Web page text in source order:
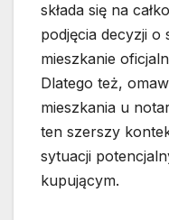
składa się na
podjęcia decyzji
mieszkanie
Dlatego też,
mieszkania u
ten szerszy
sytuacji
kupującym.